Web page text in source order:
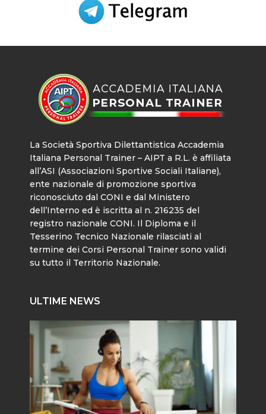
La Società Sportiva Dilettantistica Accademia
Italiana Personal Trainer – AIPT a R.L. è affiliata
all’ASI (Associazioni Sportive Sociali Italiane),
ente nazionale di promozione sportiva
riconosciuto dal CONI e dal Ministero
dell’Interno ed è iscritta al n. 216235 del
registro nazionale CONI. Il Diploma e il
Tesserino Tecnico Nazionale rilasciati al
termine dei Corsi Personal Trainer sono validi
su tutto il Territorio Nazionale.
ULTIME NEWS